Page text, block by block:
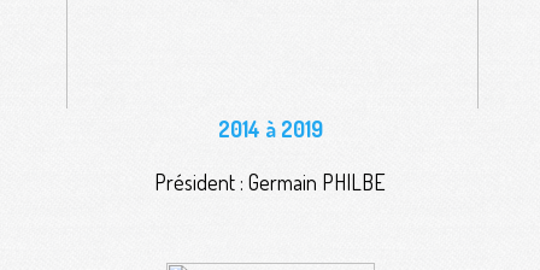
2014 à 2019
Président : Germain PHILBE